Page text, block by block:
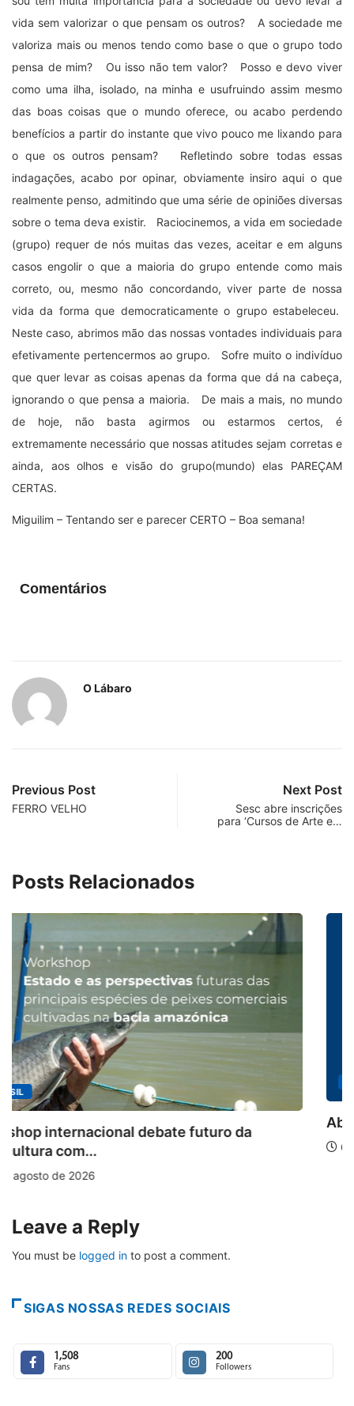
vida sem valorizar o que pensam os outros? A sociedade me
valoriza mais ou menos tendo como base o que o grupo todo
pensa de mim? Ou isso não tem valor? Posso e devo viver
como uma ilha, isolado, na minha e usufruindo assim mesmo
das boas coisas que o mundo oferece, ou acabo perdendo
benefícios a partir do instante que vivo pouco me lixando para
o que os outros pensam? Refletindo sobre todas essas
indagações, acabo por opinar, obviamente insiro aqui o que
realmente penso, admitindo que uma série de opiniões diversas
sobre o tema deva existir. Raciocinemos, a vida em sociedade
(grupo) requer de nós muitas das vezes, aceitar e em alguns
casos engolir o que a maioria do grupo entende como mais
correto, ou, mesmo não concordando, viver parte de nossa
vida da forma que democraticamente o grupo estabeleceu.
Neste caso, abrimos mão das nossas vontades individuais para
efetivamente pertencermos ao grupo. Sofre muito o indivíduo
que quer levar as coisas apenas da forma que dá na cabeça,
ignorando o que pensa a maioria. De mais a mais, no mundo
de hoje, não basta agirmos ou estarmos certos, é
extremamente necessário que nossas atitudes sejam corretas e
ainda, aos olhos e visão do grupo(mundo) elas PAREÇAM
CERTAS.
Miguilim – Tentando ser e parecer CERTO – Boa semana!
Comentários
O Lábaro
Previous Post
FERRO VELHO
Next Post
Sesc abre inscrições
para ‘Cursos de Arte e…
Posts Relacionados
MINAS GERAIS
Aberto o credenciamento de imprensa
6 de agosto de 2026
Leave a Reply
You must be logged in to post a comment.
SIGAS NOSSAS REDES SOCIAIS
1,508
Fans
200
Followers